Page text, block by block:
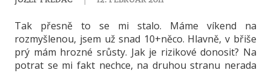
Tak přesně to se mi stalo. Máme víkend na
rozmyšlenou, jsem už snad 10+něco. Hlavně, v břiše
prý mám hrozné srůsty. Jak je rizikové donosit? Na
potrat se mi fakt nechce, na druhou stranu nerada